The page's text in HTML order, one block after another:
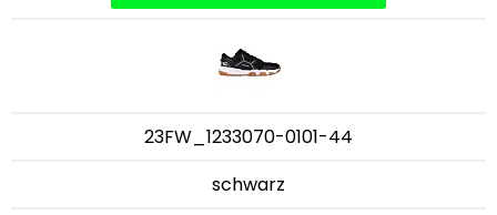
23FW_1233070-0101-44
schwarz